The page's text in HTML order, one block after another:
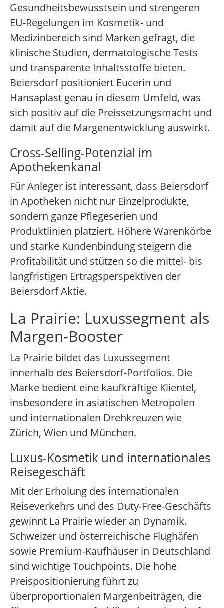
Gesundheitsbewusstsein und strengeren
EU-Regelungen im Kosmetik- und
Medizinbereich sind Marken gefragt, die
klinische Studien, dermatologische Tests
und transparente Inhaltsstoffe bieten.
Beiersdorf positioniert Eucerin und
Hansaplast genau in diesem Umfeld, was
sich positiv auf die Preissetzungsmacht und
damit auf die Margenentwicklung auswirkt.
Cross-Selling-Potenzial im
Apothekenkanal
Für Anleger ist interessant, dass Beiersdorf
in Apotheken nicht nur Einzelprodukte,
sondern ganze Pflegeserien und
Produktlinien platziert. Höhere Warenkörbe
und starke Kundenbindung steigern die
Profitabilität und stützen so die mittel- bis
langfristigen Ertragsperspektiven der
Beiersdorf Aktie.
La Prairie: Luxussegment als
Margen-Booster
La Prairie bildet das Luxussegment
innerhalb des Beiersdorf-Portfolios. Die
Marke bedient eine kaufkräftige Klientel,
insbesondere in asiatischen Metropolen
und internationalen Drehkreuzen wie
Zürich, Wien und München.
Luxus-Kosmetik und internationales
Reisegeschäft
Mit der Erholung des internationalen
Reiseverkehrs und des Duty-Free-Geschäfts
gewinnt La Prairie wieder an Dynamik.
Schweizer und österreichische Flughäfen
sowie Premium-Kaufhäuser in Deutschland
sind wichtige Touchpoints. Die hohe
Preispositionierung führt zu
überproportionalen Margenbeiträgen, die